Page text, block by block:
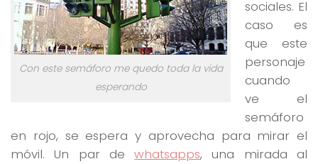
Con este semáforo me quedo toda la vida
esperando
sociales. El
caso es
que este
personaje
cuando
ve el
semáforo
en rojo, se espera y aprovecha para mirar el
móvil. Un par dewhatsapps, una mirada al